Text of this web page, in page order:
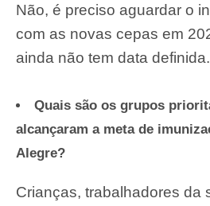
Não, é preciso aguardar o
com as novas cepas em
ainda não tem data definida.
Quais são os grupos
alcançaram a meta de
Alegre?
Crianças, trabalhadores da